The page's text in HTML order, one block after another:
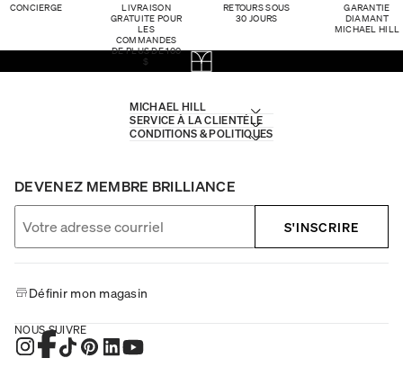
CONCIERGE
LIVRAISON
GRATUITE POUR
LES
COMMANDES
DE PLUS DE 100
$
RETOURS SOUS
30 JOURS
GARANTIE
DIAMANT
MICHAEL HILL
MICHAEL HILL
SERVICE À LA CLIENTÈLE
CONDITIONS & POLITIQUES
DEVENEZ MEMBRE BRILLIANCE
S'INSCRIRE
Définir mon magasin
NOUS SUIVRE